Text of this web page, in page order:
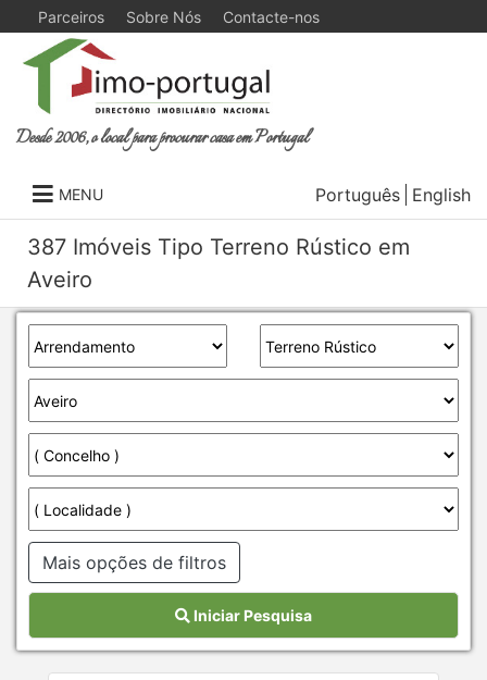
Parceiros Sobre Nós Contacte-nos
Desde 2006, o local para procurar casa em Portugal
MENU Português English
387 Imóveis Tipo Terreno Rústico em
Aveiro
Mais opções de filtros
Iniciar Pesquisa